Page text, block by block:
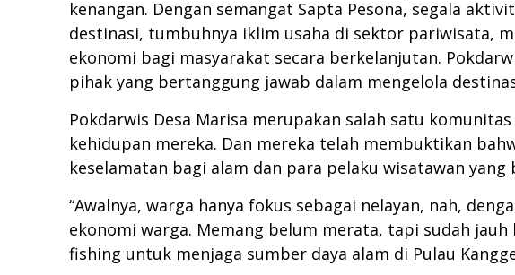
kenangan. Dengan semangat Sapta Pesona, segala
destinasi, tumbuhnya iklim usaha di sektor pariwisata,
ekonomi bagi masyarakat secara berkelanjutan.
pihak yang bertanggung jawab dalam mengelola
Pokdarwis Desa Marisa merupakan salah satu
kehidupan mereka. Dan mereka telah membuktikan
keselamatan bagi alam dan para pelaku wisatawan yang
“Awalnya, warga hanya fokus sebagai nelayan, nah,
ekonomi warga. Memang belum merata, tapi sudah
fishing untuk menjaga sumber daya alam di Pulau